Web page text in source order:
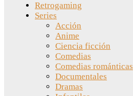
Retrogaming
Series
Acción
Anime
Ciencia ficción
Comedias
Comedias románticas
Documentales
Dramas